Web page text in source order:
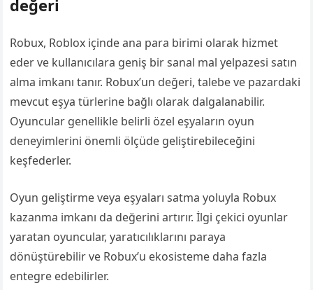
değeri
Robux, Roblox içinde ana para birimi olarak hizmet
eder ve kullanıcılara geniş bir sanal mal yelpazesi satın
alma imkanı tanır. Robux’un değeri, talebe ve pazardaki
mevcut eşya türlerine bağlı olarak dalgalanabilir.
Oyuncular genellikle belirli özel eşyaların oyun
deneyimlerini önemli ölçüde geliştirebileceğini
keşfederler.
Oyun geliştirme veya eşyaları satma yoluyla Robux
kazanma imkanı da değerini artırır. İlgi çekici oyunlar
yaratan oyuncular, yaratıcılıklarını paraya
dönüştürebilir ve Robux’u ekosisteme daha fazla
entegre edebilirler.